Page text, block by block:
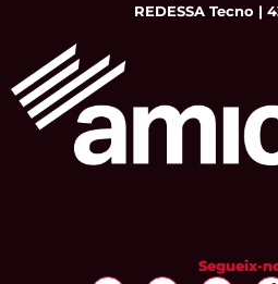
REDESSA Tecno |
Segueix-